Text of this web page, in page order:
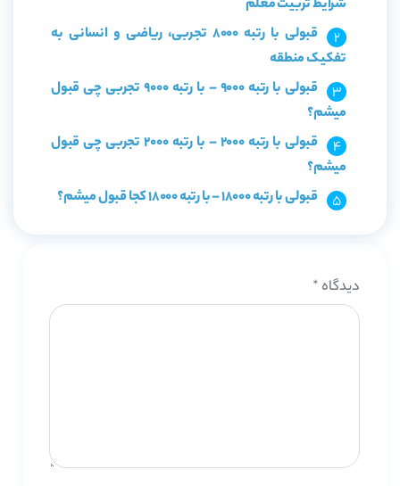
شرایط تربیت معلم
قبولی با رتبه 8000 تجربی، ریاضی و انسانی به
تفکیک منطقه
قبولی با رتبه 9000 – با رتبه 9000 تجربی چی قبول
میشم؟
قبولی با رتبه 2000 – با رتبه 2000 تجربی چی قبول
میشم؟
قبولی با رتبه 18000 – با رتبه 18000 کجا قبول میشم؟
دیدگاه *